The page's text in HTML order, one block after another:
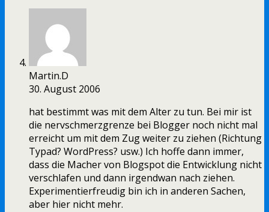
Martin.D
30. August 2006
hat bestimmt was mit dem Alter zu tun. Bei mir ist
die nervschmerzgrenze bei Blogger noch nicht mal
erreicht um mit dem Zug weiter zu ziehen (Richtung
Typad? WordPress? usw.) Ich hoffe dann immer,
dass die Macher von Blogspot die Entwicklung nicht
verschlafen und dann irgendwan nach ziehen.
Experimentierfreudig bin ich in anderen Sachen,
aber hier nicht mehr.